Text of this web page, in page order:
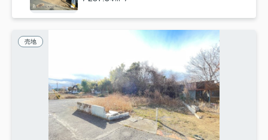
売地